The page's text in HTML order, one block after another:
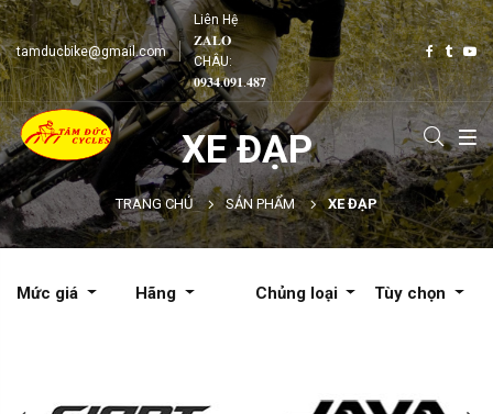
tamducbike@gmail.com
Liên Hệ
𝐙𝐀𝐋𝐎
CHÂU:
𝟎𝟗𝟑𝟒.𝟎𝟗𝟏.𝟒𝟖𝟕
XE ĐẠP
TRANG CHỦ SẢN PHẨM XE ĐẠP
Mức giá Hãng Chủng loại Tùy chọn